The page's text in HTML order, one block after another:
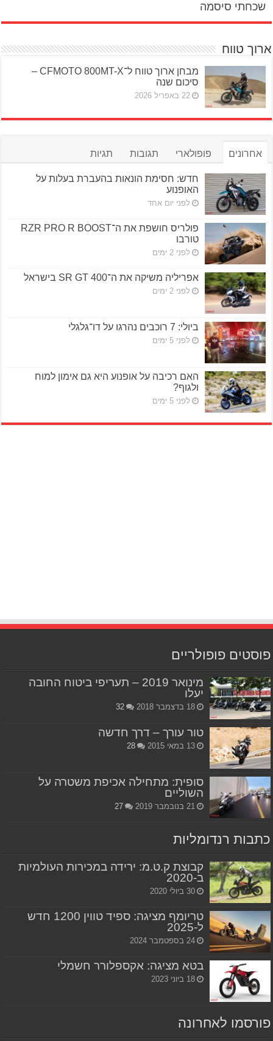
שכחתי סיסמה
ארוך טווח
מבחן ארוך טווח ל־CFMOTO 800MT-X –
סיכום שנה
22 באפריל 2026
אחרונים פופולארי תגובות תגיות
חדש: חסימת הונאות בהעברת בעלות על
האופנוע
לפני יום אחד
פולריס חושפת את ה־RZR PRO R BOOST
טורבו
לפני 2 ימים
אפריליה משיקה את ה־SR GT 400 בישראל
לפני 2 ימים
ביולי: 7 רוכבים נהרגו על דו־גלגלי
לפני 5 ימים
האם רכיבה על אופנוע היא גם אימון למוח
ולגוף?
לפני 5 ימים
פוסטים פופולריים
מינואר 2019 – תעריפי ביטוח החובה
יעלו
18 בדצמבר 2018 32
טור עורך – דרך חדשה
13 במאי 2015 28
סופית: מתחילה אכיפת משטרה על
השוליים
21 בנובמבר 2019 27
כתבות רנדומליות
קבוצת ק.ט.מ: ירידה במכירות העולמיות
ב-2020
30 ביולי 2020
טריומף מציגה: ספיד טווין 1200 חדש
ל-2025
24 בספטמבר 2024
בטא מציגה: אקספלורר חשמלי
18 ביוני 2023
פורסמו לאחרונה